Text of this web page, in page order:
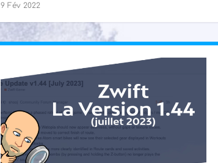
9 Fév 2022